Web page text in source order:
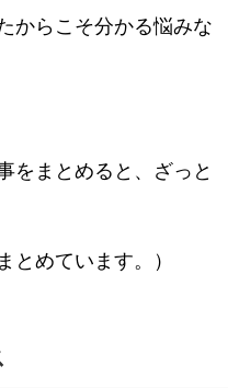
からこそ分かる悩みな
をまとめると、ざっと
とめています。）